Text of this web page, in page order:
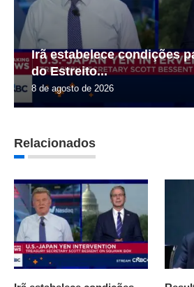
Irã estabelece condições
do Estreito...
8 de agosto de 2026
Relacionados